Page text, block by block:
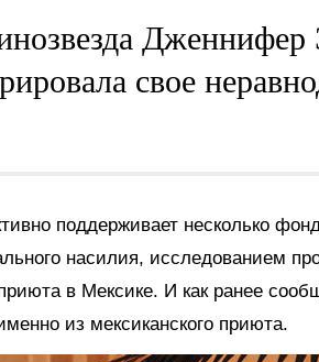
свое
поддерживает несколько
насилия, исследованием
в Мексике. И как ранее
из мексиканского приюта.